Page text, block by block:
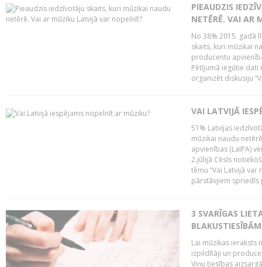
PIEAUDZIS
NETĒRĒ. VAI AR
No 38% 2015. gadā
skaits, kuri mūzikai
producentu
Pētījumā iegūtie dati
organizēt diskusiju
VAI LATVIJĀ
51% Latvijas
mūzikai naudu
apvienības (LaIPA)
2.jūlijā Cēsīs
tēmu “Vai Latvijā
pārstāvjiem spriedīs
3 SVARĪGAS
BLAKUSTIESĪBĀM
Lai mūzikas ieraksts
izpildītāji un
Viņu tiesības